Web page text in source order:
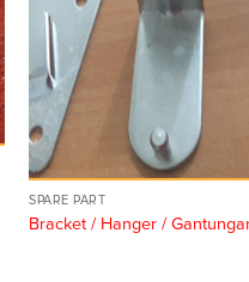
SPARE PART
Bracket / Hanger /